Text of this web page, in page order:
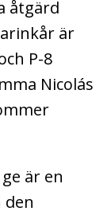
åtgärd
är
P-8
Nicolás
är en
den